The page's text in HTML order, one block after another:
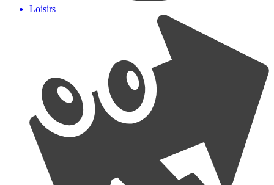
Loisirs